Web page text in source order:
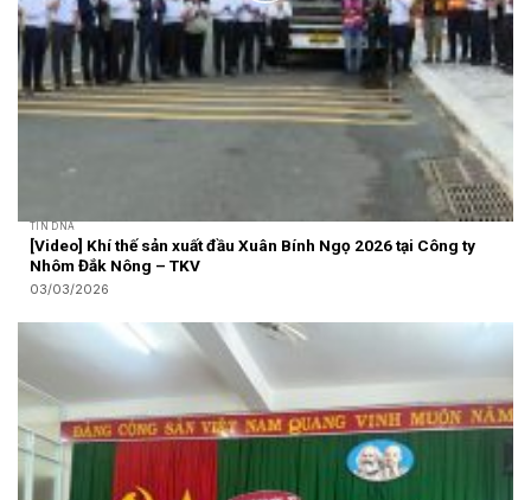
TIN DNA
[Video] Khí thế sản xuất đầu Xuân Bính Ngọ 2026 tại Công ty
Nhôm Đắk Nông – TKV
03/03/2026